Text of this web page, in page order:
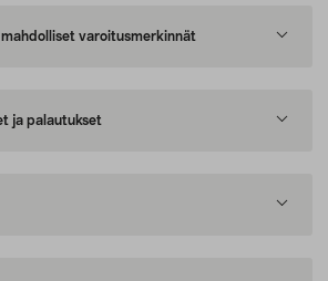
varoitusmerkinnät
ja palautukset